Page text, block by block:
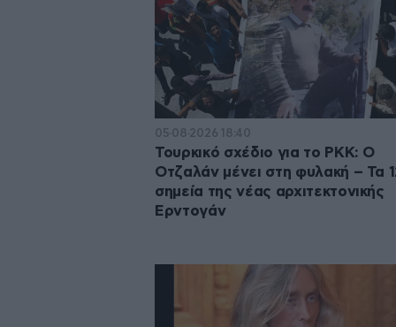
05·08·2026 18:40
Τουρκικό σχέδιο για το PKK: Ο
Οτζαλάν μένει στη φυλακή – Τα
σημεία της νέας αρχιτεκτονικής
Ερντογάν